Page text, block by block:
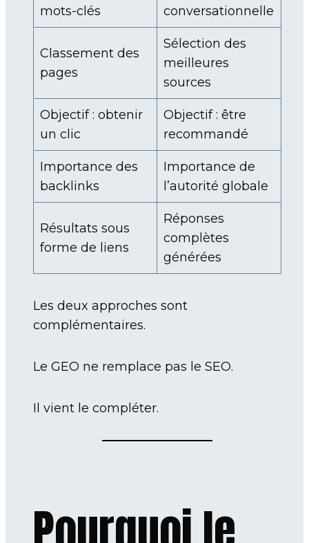
mots-clés
conversationnelle
Classement des
pages
Sélection des
meilleures
sources
Objectif : obtenir
un clic
Objectif : être
recommandé
Importance des
backlinks
Importance de
l’autorité globale
Résultats sous
forme de liens
Réponses
complètes
générées
Les deux approches sont
complémentaires.
Le GEO ne remplace pas le SEO.
Il vient le compléter.